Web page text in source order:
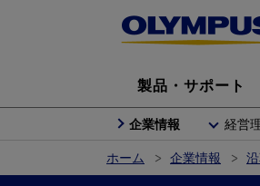
製品・サポート
企業情報 経営
ホーム
企業情報